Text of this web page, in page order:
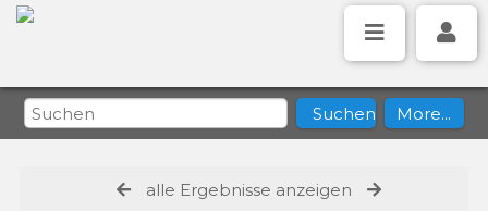
alle Ergebnisse anzeigen